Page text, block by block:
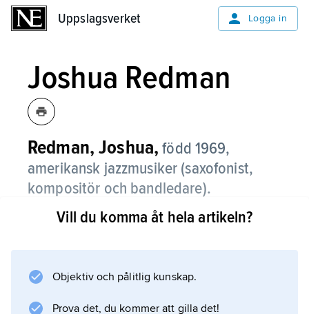
Uppslagsverket Logga in
Joshua Redman
Redman, Joshua, född 1969,
amerikansk jazzmusiker (saxofonist,
kompositör och bandledare).
År 1991 vann Redman en prestigefylld
väckt stor uppmärksamhet, bl.a. med albumet
Vill du komma åt hela artikeln?
Objektiv och pålitlig kunskap.
Prova det, du kommer att gilla det!